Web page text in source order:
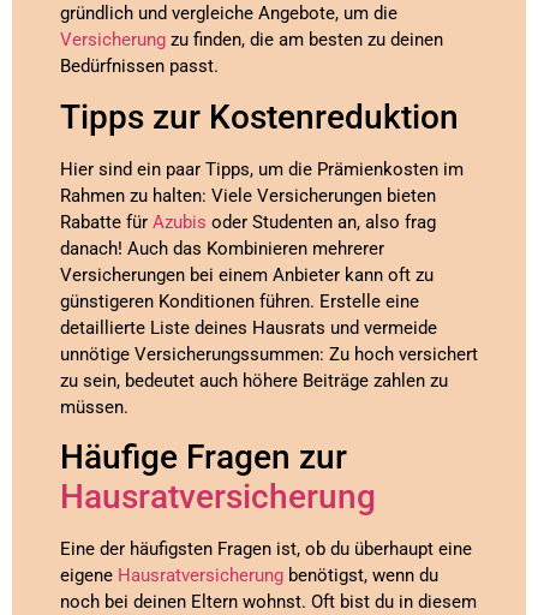
gründlich und vergleiche Angebote, um die
Versicherung zu finden, die am besten zu deinen
Bedürfnissen passt.
Tipps zur Kostenreduktion
Hier sind ein paar Tipps, um die Prämienkosten im
Rahmen zu halten: Viele Versicherungen bieten
Rabatte für Azubis oder Studenten an, also frag
danach! Auch das Kombinieren mehrerer
Versicherungen bei einem Anbieter kann oft zu
günstigeren Konditionen führen. Erstelle eine
detaillierte Liste deines Hausrats und vermeide
unnötige Versicherungssummen: Zu hoch versichert
zu sein, bedeutet auch höhere Beiträge zahlen zu
müssen.
Häufige Fragen zur
Hausratversicherung
Eine der häufigsten Fragen ist, ob du überhaupt eine
eigene Hausratversicherung benötigst, wenn du
noch bei deinen Eltern wohnst. Oft bist du in diesem